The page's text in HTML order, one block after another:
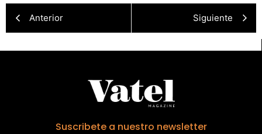
Anterior Siguiente
Suscribete a nuestro newsletter